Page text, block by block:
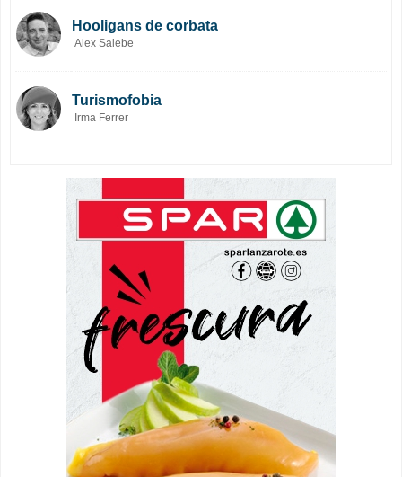
Hooligans de corbata
Alex Salebe
Turismofobia
Irma Ferrer